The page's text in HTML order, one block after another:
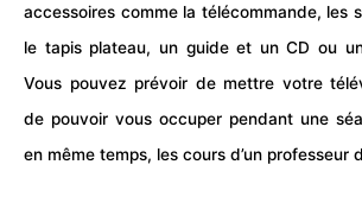
accessoires comme la télécommande, les
le tapis plateau, un guide et un CD ou
Vous pouvez prévoir de mettre votre
de pouvoir vous occuper pendant une
en même temps, les cours d’un professeur